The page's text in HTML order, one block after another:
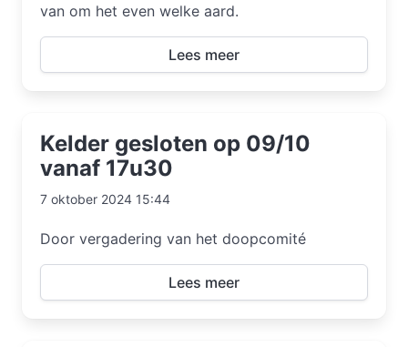
van om het even welke aard.
Lees meer
Kelder gesloten op 09/10
vanaf 17u30
7 oktober 2024 15:44
Door vergadering van het doopcomité
Lees meer